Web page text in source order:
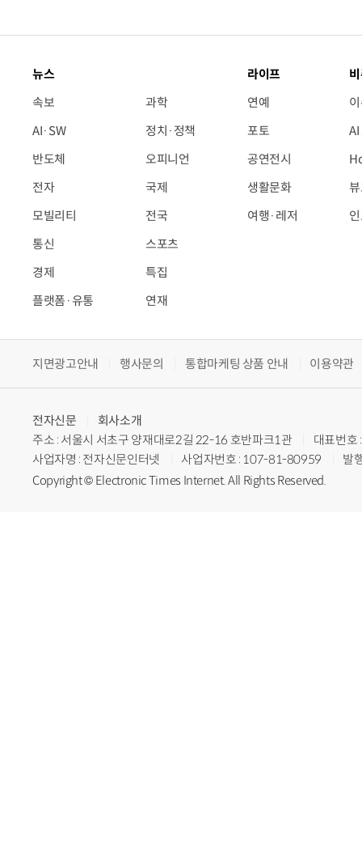
뉴스
속보
AI·SW
반도체
전자
모빌리티
통신
경제
플랫폼·유통
과학
정치·정책
오피니언
국제
전국
스포츠
특집
연재
라이프
연예
포토
공연전시
생활문화
여행·레저
지면광고안내 행사문의 통합마케팅 상품 안내 이용약관
전자신문
회사소개
주소 : 서울시 서초구 양재대로2길 22-16 호반파크1관
대표번
사업자명 : 전자신문인터넷
사업자번호 : 107-81-80959
발
Copyright © Electronic Times Internet. All Rights Reserved.